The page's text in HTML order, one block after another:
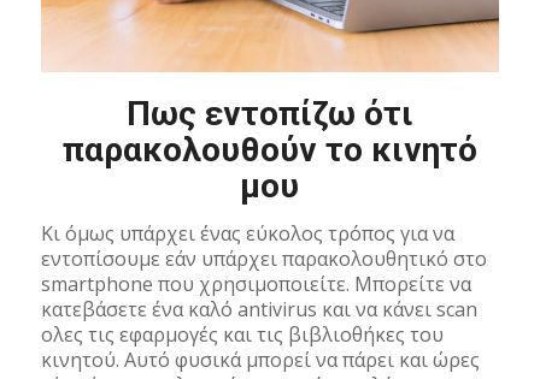
Πως εντοπίζω ότι
παρακολουθούν το κινητό
μου
Κι όμως υπάρχει ένας εύκολος τρόπος για να
εντοπίσουμε εάν υπάρχει παρακολουθητικό στο
smartphone που χρησιμοποιείτε. Μπορείτε να
κατεβάσετε ένα καλό antivirus και να κάνει scan
ολες τις εφαρμογές και τις βιβλιοθήκες του
κινητού. Αυτό φυσικά μπορεί να πάρει και ώρες